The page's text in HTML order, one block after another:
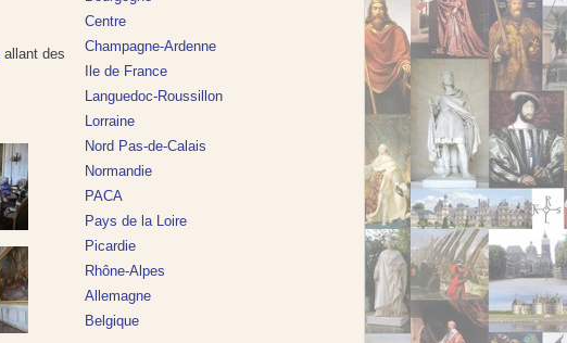
Centre
Champagne-Ardenne
Ile de France
Languedoc-Roussillon
Lorraine
Nord Pas-de-Calais
Normandie
PACA
Pays de la Loire
Picardie
Rhône-Alpes
Allemagne
Belgique
allant des